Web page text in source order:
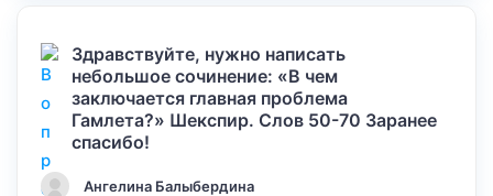
Здравствуйте, нужно написать
небольшое сочинение: «В чем
заключается главная проблема
Гамлета?» Шекспир. Слов 50-70 Заранее
спасибо!
Ангелина Балыбердина